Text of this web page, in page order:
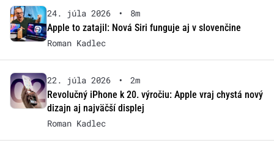
24. júla 2026 •
8m
Apple to zatajil: Nová Siri funguje aj v slovenčine
Roman Kadlec
22. júla 2026 •
2m
Revolučný iPhone k 20. výročiu: Apple vraj chystá nový
dizajn aj najväčší displej
Roman Kadlec